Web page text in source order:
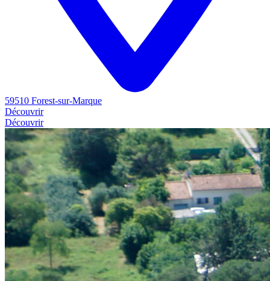
59510 Forest-sur-Marque
Découvrir
Découvrir